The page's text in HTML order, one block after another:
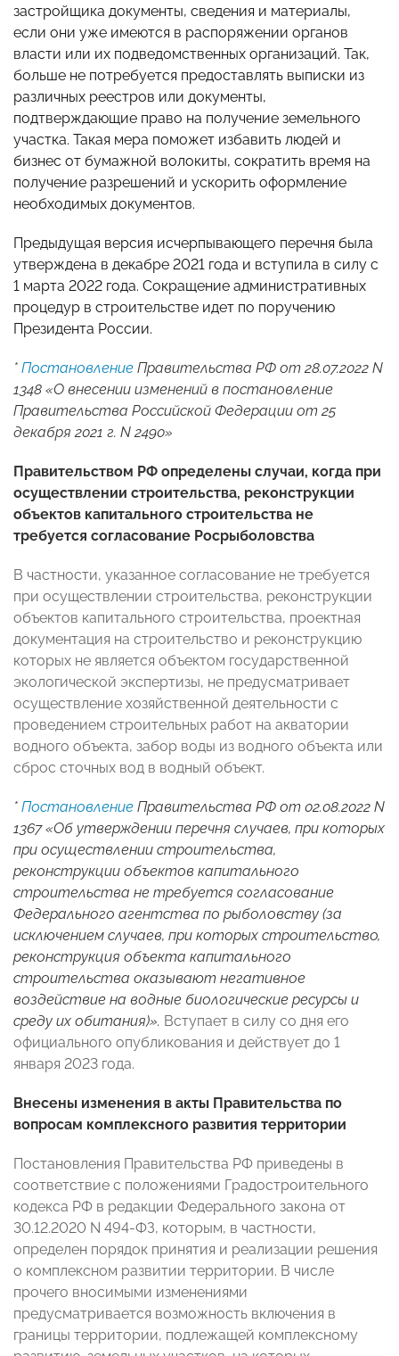
застройщика документы, сведения и материалы,
если они уже имеются в распоряжении органов
власти или их подведомственных организаций. Так,
больше не потребуется предоставлять выписки из
различных реестров или документы,
подтверждающие право на получение земельного
участка. Такая мера поможет избавить людей и
бизнес от бумажной волокиты, сократить время на
получение разрешений и ускорить оформление
необходимых документов.
Предыдущая версия исчерпывающего перечня была
утверждена в декабре 2021 года и вступила в силу с
1 марта 2022 года. Сокращение административных
процедур в строительстве идет по поручению
Президента России.
* Постановление Правительства РФ от 28.07.2022 N
1348 «О внесении изменений в постановление
Правительства Российской Федерации от 25
декабря 2021 г. N 2490»
Правительством РФ определены случаи, когда при
осуществлении строительства, реконструкции
объектов капитального строительства не
требуется согласование Росрыболовства
В частности, указанное согласование не требуется
при осуществлении строительства, реконструкции
объектов капитального строительства, проектная
документация на строительство и реконструкцию
которых не является объектом государственной
экологической экспертизы, не предусматривает
осуществление хозяйственной деятельности с
проведением строительных работ на акватории
водного объекта, забор воды из водного объекта или
сброс сточных вод в водный объект.
* Постановление Правительства РФ от 02.08.2022 N
1367 «Об утверждении перечня случаев, при которых
при осуществлении строительства,
реконструкции объектов капитального
строительства не требуется согласование
Федерального агентства по рыболовству (за
исключением случаев, при которых строительство,
реконструкция объекта капитального
строительства оказывают негативное
воздействие на водные биологические ресурсы и
среду их обитания)». Вступает в силу со дня его
официального опубликования и действует до 1
января 2023 года.
Внесены изменения в акты Правительства по
вопросам комплексного развития территории
Постановления Правительства РФ приведены в
соответствие с положениями Градостроительного
кодекса РФ в редакции Федерального закона от
30.12.2020 N 494-ФЗ, которым, в частности,
определен порядок принятия и реализации решения
о комплексном развитии территории. В числе
прочего вносимыми изменениями
предусматривается возможность включения в
границы территории, подлежащей комплексному